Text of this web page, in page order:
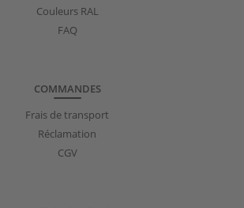
Couleurs RAL
FAQ
COMMANDES
Frais de transport
Réclamation
CGV